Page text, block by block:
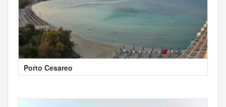
Porto Cesareo